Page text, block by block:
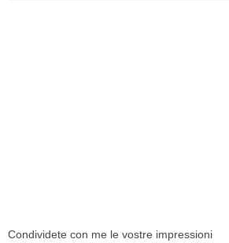
Condividete con me le vostre impressioni